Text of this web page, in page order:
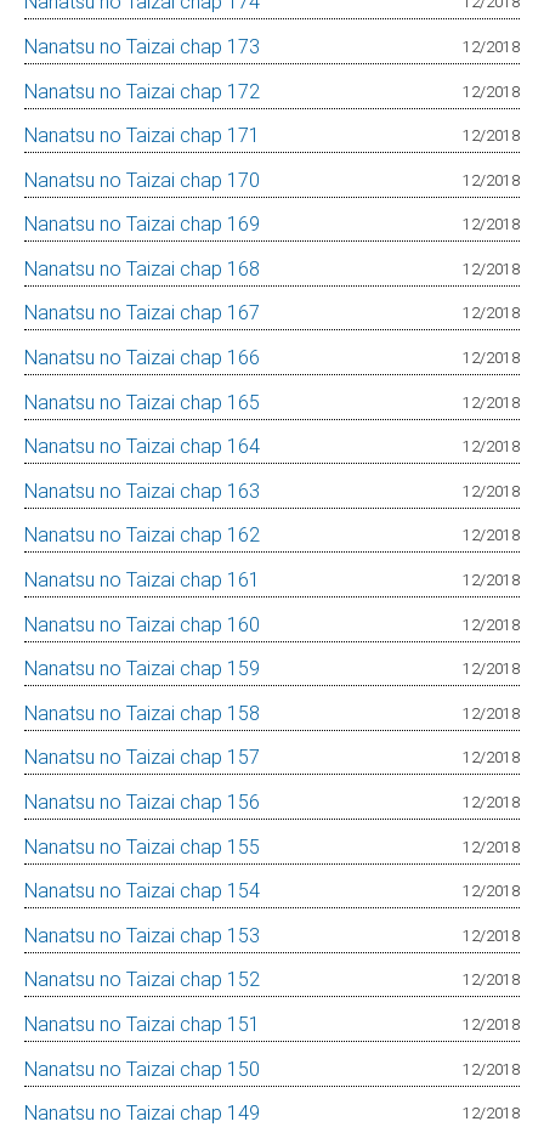
Nanatsu no Taizai chap 173 12/2018
Nanatsu no Taizai chap 172 12/2018
Nanatsu no Taizai chap 171 12/2018
Nanatsu no Taizai chap 170 12/2018
Nanatsu no Taizai chap 169 12/2018
Nanatsu no Taizai chap 168 12/2018
Nanatsu no Taizai chap 167 12/2018
Nanatsu no Taizai chap 166 12/2018
Nanatsu no Taizai chap 165 12/2018
Nanatsu no Taizai chap 164 12/2018
Nanatsu no Taizai chap 163 12/2018
Nanatsu no Taizai chap 162 12/2018
Nanatsu no Taizai chap 161 12/2018
Nanatsu no Taizai chap 160 12/2018
Nanatsu no Taizai chap 159 12/2018
Nanatsu no Taizai chap 158 12/2018
Nanatsu no Taizai chap 157 12/2018
Nanatsu no Taizai chap 156 12/2018
Nanatsu no Taizai chap 155 12/2018
Nanatsu no Taizai chap 154 12/2018
Nanatsu no Taizai chap 153 12/2018
Nanatsu no Taizai chap 152 12/2018
Nanatsu no Taizai chap 151 12/2018
Nanatsu no Taizai chap 150 12/2018
Nanatsu no Taizai chap 149 12/2018